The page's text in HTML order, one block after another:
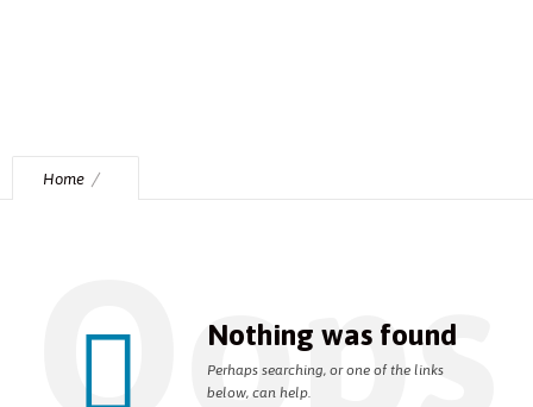
Home
Oops
Nothing was found
Perhaps searching, or one of the links
below, can help.